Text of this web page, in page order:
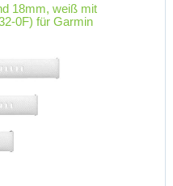
18mm, weiß mit
0F) für Garmin